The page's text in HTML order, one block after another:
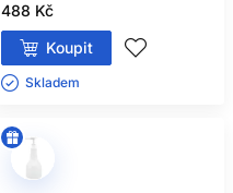
488 Kč
Koupit
Skladem ㅤ